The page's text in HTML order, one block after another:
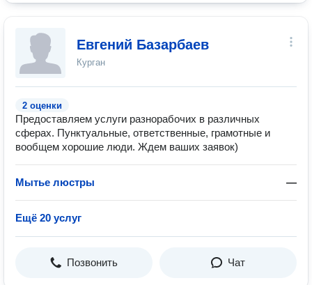
Евгений Базарбаев
Курган
2 оценки
Предоставляем услуги разнорабочих в различных
сферах. Пунктуальные, ответственные, грамотные и
вообщем хорошие люди. Ждем ваших заявок)
Мытье люстры —
Ещё 20 услуг
Позвонить Чат